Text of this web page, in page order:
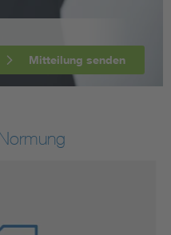
Mitteilung senden